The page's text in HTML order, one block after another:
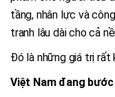
tầng, nhân lực và
tranh lâu dài cho cả
Đó là những giá trị
Việt Nam đang